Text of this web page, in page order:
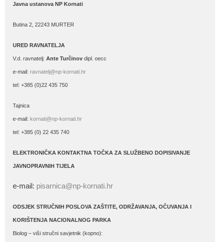
Javna ustanova NP Kornati
Butina 2, 22243 MURTER
URED RAVNATELJA
V.d. ravnatelj: Ante Turčinov dipl. oecc
e-mail: ravnatelj@np-kornati.hr
tel: +385 (0)22 435 750
Tajnica
e-mail: kornati@np-kornati.hr
tel: +385 (0) 22 435 740
ELEKTRONIČKA KONTAKTNA TOČKA ZA SLUŽBENO DOPISIVANJE
JAVNOPRAVNIH TIJELA
e-mail: pisarnica@np-kornati.hr
ODSJEK STRUČNIH POSLOVA ZAŠTITE, ODRŽAVANJA, OČUVANJA I
KORIŠTENJA NACIONALNOG PARKA
Biolog – viši stručni savjetnik (kopno):